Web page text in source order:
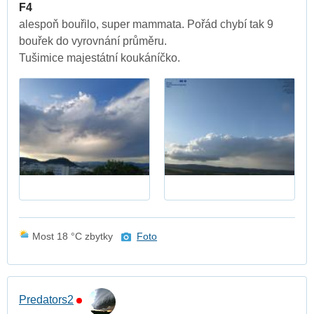
F4
alespoň bouřilo, super mammata. Pořád chybí tak 9
bouřek do vyrovnání průměru.
Tušimice majestátní koukáníčko.
Most 18 °C zbytky Foto
Predators2